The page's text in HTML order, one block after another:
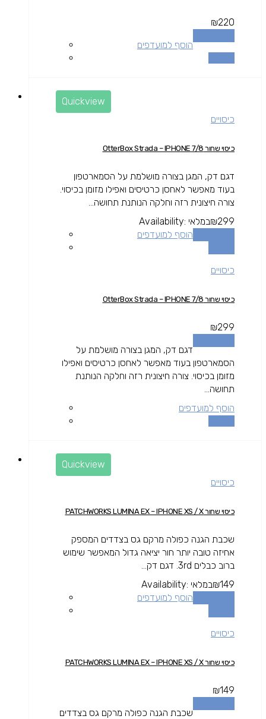
₪220
הוסף למועדפים
Quickview
כיסויים
כיסוי שחור OtterBox Strada – IPHONE 7/8
דגם דק, המגן בצורה מושלמת על הסמארטפון
בעוד מאפשר לאחסן כרטיסים ואפילו מזומן בכיסוי.
צורה חיצונית רזה וחלקה הנותנת תחושה...
₪299
Availability: במלאי
הוסף למועדפים
כיסויים
כיסוי שחור OtterBox Strada – IPHONE 7/8
₪299
דגם דק, המגן בצורה מושלמת על
הסמארטפון בעוד מאפשר לאחסן כרטיסים ואפילו
מזומן בכיסוי. צורה חיצונית רזה וחלקה הנותנת
תחושה...
הוסף למועדפים
Quickview
כיסויים
כיסוי שחור PATCHWORKS LUMINA EX – IPHONE XS / X
שכבת הגנה כפולה מרקם גס בצדדים המספק
אחיזה טובה יותר חור יציאה גדול המאפשר שימוש
ברוב כבלים 3rd. דגם דק...
₪149
Availability: במלאי
הוסף למועדפים
כיסויים
כיסוי שחור PATCHWORKS LUMINA EX – IPHONE XS / X
₪149
שכבת הגנה כפולה מרקם גס בצדדים